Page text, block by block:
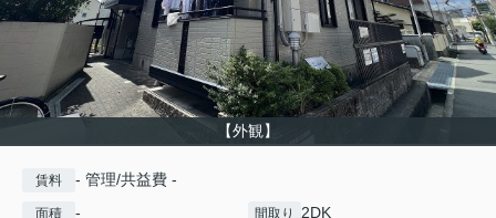
【外観】
賃料 - 管理/共益費 -
面積 - 間取り 2DK